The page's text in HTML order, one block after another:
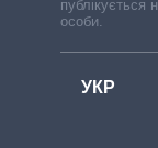
публікується
особи.
УКР